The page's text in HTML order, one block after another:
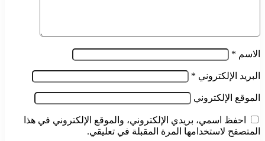
الاسم *
البريد الإلكتروني *
الموقع الإلكتروني
احفظ اسمي، بريدي الإلكتروني، والموقع الإلكتروني في هذا
المتصفح لاستخدامها المرة المقبلة في تعليقي.